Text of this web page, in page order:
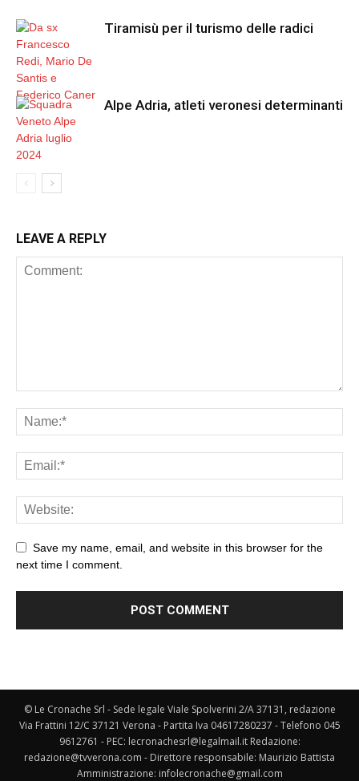
Tiramisù per il turismo delle radici
Alpe Adria, atleti veronesi determinanti
LEAVE A REPLY
Save my name, email, and website in this browser for the
next time I comment.
© Le Cronache Srl - Sede legale Viale Spolverini 2/A 37131, redazione
Via Frattini 12/C 37121 Verona - Partita Iva 04617280237 - Telefono 045
9612761 - PEC: lecronachesrl@legalmail.it Redazione:
redazione@tvverona.com - Direttore responsabile: Maurizio Battista
Amministrazione: infolecronache@gmail.com